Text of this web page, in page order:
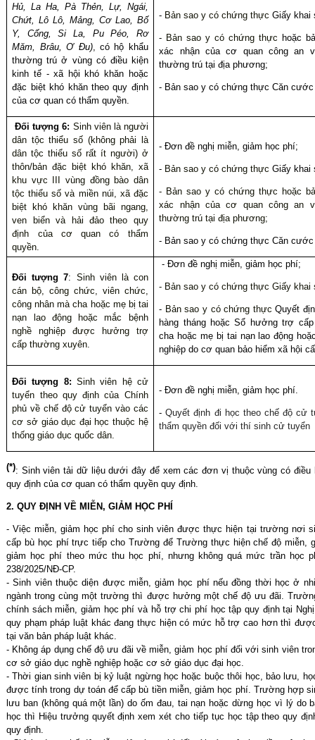
Hủ, La Ha, Pà Thẻn, Lự, Ngái,
Chứt, Lô Lô, Mảng, Cơ Lao, Bố
Y, Cống, Si La, Pu Péo, Rơ
Măm, Brâu, Ơ Đu), có hộ khẩu
thường trúở vùng có điều kiện
kinh tế - xã hội khó khăn hoặc
đặc biệt khó khăn theo quy định
của cơ quan có thẩm quyền.
- Bản sao y có chứng thực Giấy khai
- Bản sao y có chứng thực hoặc
xác nhận của cơ quan công an
thường trú tại địa phương;
- Bản sao y có chứng thực Căn cước
Đối tượng 6: Sinh viên là người
dân tộc thiểu số (không phải là
dân tộc thiểu số rất ít người) ở
thôn/bản đặc biệt khó khăn, xã
khu vực III vùng đồng bào dân
tộc thiểu số và miền núi, xã đặc
biệt khó khăn vùng bãi ngang,
ven biển và hải đảo theo quy
định của cơ quan có thẩm
quyền.
- Đơn đề nghị miễn, giảm học phí;
- Bản sao y có chứng thựcGiấy khai
- Bản sao y có chứng thực hoặc
xác nhận của cơ quan công an
thường trú tại địa phương;
- Bản sao y có chứng thực Căn cước
Đối tượng 7: Sinh viên là con
cán bộ, công chức, viên chức,
công nhân mà cha hoặc mẹ bị tai
nạn lao động hoặc mắc bệnh
nghề nghiệp được hưởng trợ
cấp thường xuyên.
- Đơn đề nghị miễn, giảm học phí;
- Bản sao y có chứng thựcGiấy khai
- Bản sao y có chứng thực Quyết
hàng tháng hoặc Sổ hưởng trợ
cha hoặc mẹ bị tai nạn lao động
nghiệp do cơ quan bảo hiểm xã hội
Đối tượng 8: Sinh viên hệ cử
tuyển theo quy định của Chính
phủ về chế độ cử tuyển vào các
cơ sở giáo dục đại học thuộc hệ
thống giáo dục quốc dân.
- Đơn đề nghị miễn, giảm học phí
-Quyết định đi học theo chế độ cử
thẩm quyền đối với thí sinh cử tuyển
(*): Sinh viên tải dữ liệu dưới đây để xem các đơn vị thuộcvùng có điều
quy định của cơ quan có thẩm quyền quy định.
2. QUY ĐỊNH VỀ MIỄN, GIẢM HỌC PHÍ
- Việc miễn, giảm học phí cho sinh viên được thực hiện tại trường nơi
cấp bù học phí trực tiếp cho Trường để Trường thực hiện chế độ miễn,
giảm học phí theo mức thu học phí, nhưng không quá mức trần học
238/2025/NĐ-CP.
- Sinh viên thuộc diện được miễn, giảm học phí nếu đồng thời học ở
ngành trong cùng một trường thì được hưởng một chế độ ưu đãi.
chính sách miễn, giảm học phí và hỗ trợ chi phí học tập quy định tại
quy phạm pháp luật khác đang thực hiện có mức hỗ trợ cao hơn thì
tại văn bản pháp luật khác.
- Không áp dụng chế độ ưu đãi về miễn, giảm học phí đối với sinh viên
cơ sở giáo dục nghề nghiệp hoặc cơ sở giáo dục đại học.
- Thời gian sinh viên bị kỷ luật ngừng học hoặc buộc thôi học, bảo lưu,
được tính trong dự toán để cấp bù tiền miễn, giảm học phí. Trường hợp
lưu ban (không quá một lần) do ốm đau, tai nạn hoặc dừng học vì lý do
học thì Hiệu trưởng quyết định xem xét cho tiếp tục học tập theo quy
quy định.